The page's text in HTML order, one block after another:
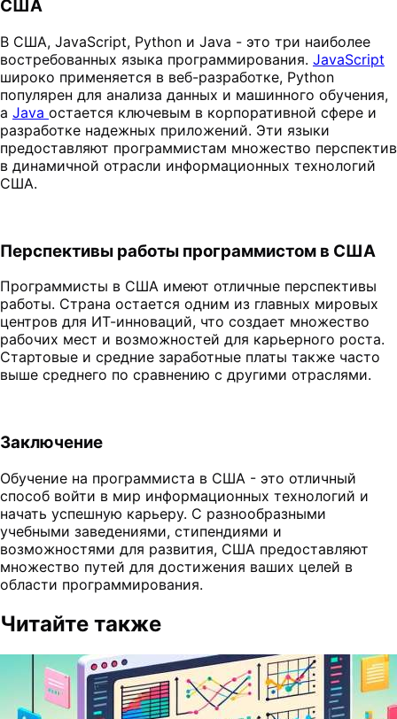
США
В США, JavaScript, Python и Java - это три наиболее
востребованных языка программирования. JavaScript
широко применяется в веб-разработке, Python
популярен для анализа данных и машинного обучения,
а Java остается ключевым в корпоративной сфере и
разработке надежных приложений. Эти языки
предоставляют программистам множество перспектив
в динамичной отрасли информационных технологий
США.
Перспективы работы программистом в США
Программисты в США имеют отличные перспективы
работы. Страна остается одним из главных мировых
центров для ИТ-инноваций, что создает множество
рабочих мест и возможностей для карьерного роста.
Стартовые и средние заработные платы также часто
выше среднего по сравнению с другими отраслями.
Заключение
Обучение на программиста в США - это отличный
способ войти в мир информационных технологий и
начать успешную карьеру. С разнообразными
учебными заведениями, стипендиями и
возможностями для развития, США предоставляют
множество путей для достижения ваших целей в
области программирования.
Читайте также